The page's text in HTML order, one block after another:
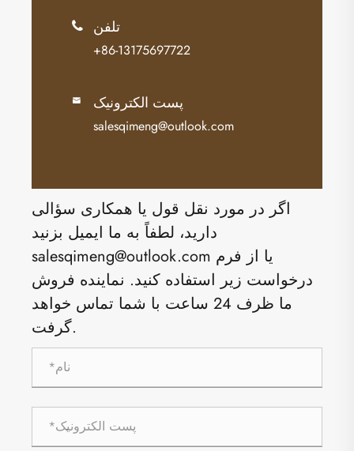
 تلفن
+86-13175697722
 پست الکترونیک
salesqimeng@outlook.com
اگر در مورد نقل قول یا همکاری سؤالی
دارید، لطفاً به ما ایمیل بزنید
salesqimeng@outlook.com یا از فرم
درخواست زیر استفاده کنید. نماینده فروش
ما ظرف 24 ساعت با شما تماس خواهد
گرفت.